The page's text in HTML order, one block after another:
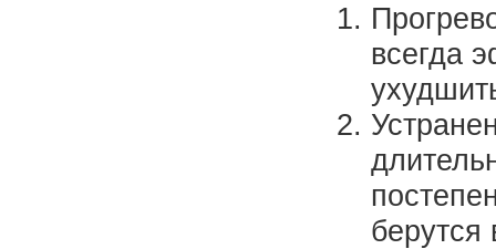
всегда
берутся